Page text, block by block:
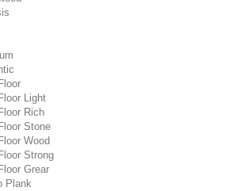
Light
Rich
Stone
Wood
Strong
Grear
Plank